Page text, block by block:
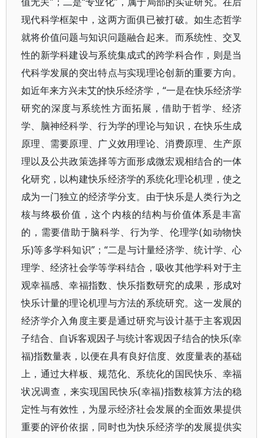
现代科学框架中，这两方面俱已被打破。如生态哲学
就将价值问题与知识问题融合起来。而系统性、交叉
性的新学科建设与系统集成式的跨学科合作，则是当
代科学发展的突出特点与实现理论创新的重要方向。
如近年来方兴未艾的快乐经济学，“一是在快乐经济学
研究的深度与系统性方面拓展，借助于哲学、经济
学、脑神经科学、行为学的理论与知识，在快乐生成
原理、需要原理、广义效用理论、消费原理、生产原
理以及公共政策选择等方面形成微宏观相结合的一体
化研究，以构建快乐经济学的系统化理论机理，使之
成为一门独立的经济学分支。由于快乐是人类行为之
核与终极价值，这个内核的结构与价值体系是丰富
的，需要借助于脑科学、行为学、伦理学(如动物快
乐)等多学科知识”；“二是与计量经济学、统计学、心
理学、经济社会学等学科结合，吸收其他学科对于主
观幸福感、幸福指数、快乐指数研究的成果，形成对
快乐计量的理论机理与方法的系统研究。这一发展的
经济学介入角度主要是通过研究与设计基于主客观因
子结合、自诉客观因子与统计客观因子结合的快乐(幸
福)指数量表，以便在具有良好信度、效度量表的基础
上，通过大样板、规范化、系统化的国民快乐、幸福
状况调查，来实现国民快乐(幸福)指数核算方法的稳
定性与有效性，为显示经济社会发展的全面效果提供
重要的评价依据，同时也为快乐经济学的发展提供实